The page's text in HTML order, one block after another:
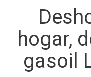
hogar,
gasoil